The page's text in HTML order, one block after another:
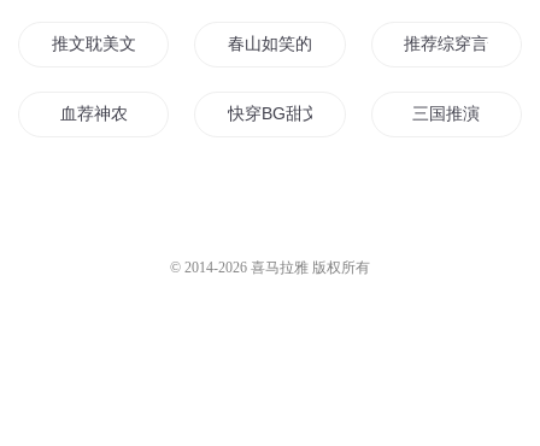
推文耽美文推荐 春山如笑的推文重生文 推荐综穿言情文
血荐神农 快穿BG甜文推荐 三国推演
© 2014-2026 喜马拉雅 版权所有